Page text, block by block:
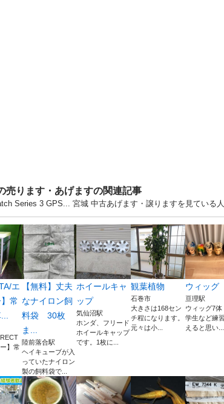
売ります・あげますの関連記事
Series 3 GPS... 宮城 中古あげます・譲りますを見ている
エ
常
】常
【無料】丈夫
なナイロン飼
料袋 30枚
ま...
陸前落合駅
ヘイキューブが入
っていたナイロン
製の飼料袋で...
ホイールキャ
ップ
気仙沼駅
ホンダ、フリード
ホイールキャップ
です。1枚に...
観葉植物
石巻市
大きさは168セン
チ程になります。
元々は小...
ウィッグ
亘理駅
ウィッグ7体
学生など練
えると思い...